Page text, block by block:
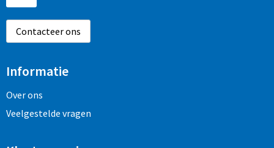
Contacteer ons
Informatie
Over ons
Veelgestelde vragen